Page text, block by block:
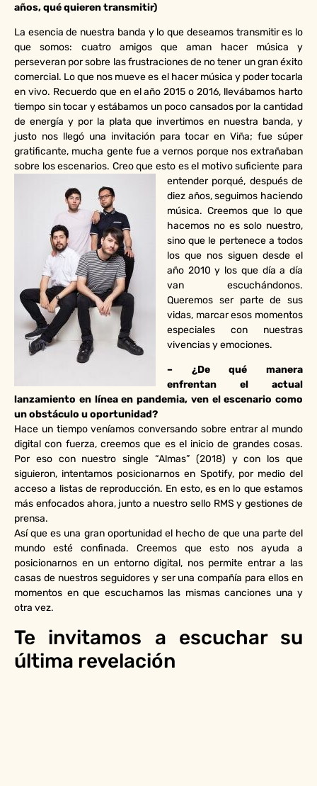
años, qué quieren transmitir)
La esencia de nuestra banda y lo que deseamos transmitir es lo
que somos: cuatro amigos que aman hacer música y
perseveran por sobre las frustraciones de no tener un gran éxito
comercial. Lo que nos mueve es el hacer música y poder tocarla
en vivo. Recuerdo que en el año 2015 o 2016, llevábamos harto
tiempo sin tocar y estábamos un poco cansados por la cantidad
de energía y por la plata que invertimos en nuestra banda, y
justo nos llegó una invitación para tocar en Viña; fue súper
gratificante, mucha gente fue a vernos porque nos extrañaban
sobre los escenarios. Creo que esto es el motivo suficiente para
entender porqué, después de
diez años, seguimos haciendo
música. Creemos que lo que
hacemos no es solo nuestro,
sino que le pertenece a todos
los que nos siguen desde el
año 2010 y los que día a día
van escuchándonos.
Queremos ser parte de sus
vidas, marcar esos momentos
especiales con nuestras
vivencias y emociones.
– ¿De qué manera
enfrentan el actual
lanzamiento en línea en pandemia, ven el escenario como
un obstáculo u oportunidad?
Hace un tiempo veníamos conversando sobre entrar al mundo
digital con fuerza, creemos que es el inicio de grandes cosas.
Por eso con nuestro single “Almas” (2018) y con los que
siguieron, intentamos posicionarnos en Spotify, por medio del
acceso a listas de reproducción. En esto, es en lo que estamos
más enfocados ahora, junto a nuestro sello RMS y gestiones de
prensa.
Así que es una gran oportunidad el hecho de que una parte del
mundo esté confinada. Creemos que esto nos ayuda a
posicionarnos en un entorno digital, nos permite entrar a las
casas de nuestros seguidores y ser una compañía para ellos en
momentos en que escuchamos las mismas canciones una y
otra vez.
Te invitamos a escuchar su
última revelación